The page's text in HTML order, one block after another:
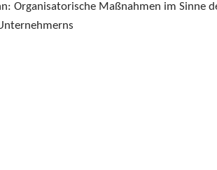
Organisatorische Maßnahmen im Sinne